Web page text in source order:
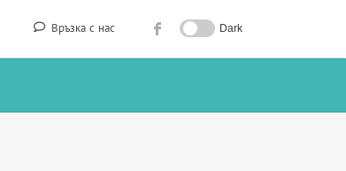
Връзка с нас Dark